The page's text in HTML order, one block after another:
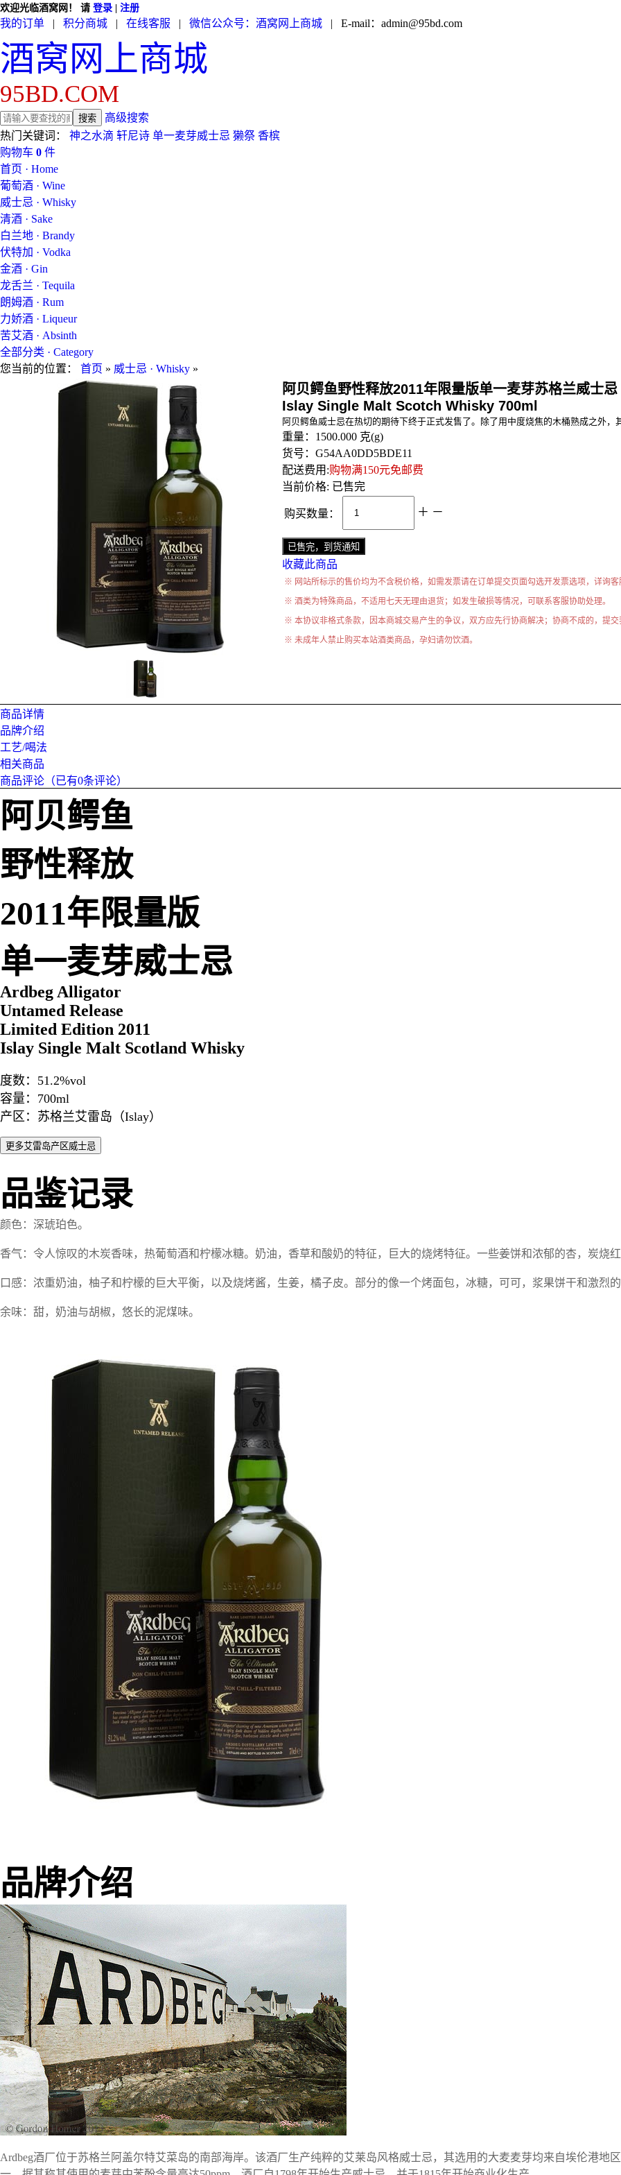
欢迎光临酒窝网！ 请 登录 注册
我的订单 | 积分商城 | 在线客服 | 微信公众号：酒窝网上商城 | E-mail：admin@95bd.com
酒窝网上商城
95BD.COM
高级搜索
热门关键词： 神之水滴 轩尼诗 单一麦芽威士忌 獭祭 香槟
购物车 0 件
首页 · Home
葡萄酒 · Wine
威士忌 · Whisky
清酒 · Sake
白兰地 · Brandy
伏特加 · Vodka
金酒 · Gin
龙舌兰 · Tequila
朗姆酒 · Rum
力娇酒 · Liqueur
苦艾酒 · Absinth
全部分类 · Category
您当前的位置： 首页 » 威士忌 · Whisky »
阿贝鳄鱼野性释放2011年限量版单一麦芽苏格兰威
Islay Single Malt Scotch Whisky 700ml
阿贝鳄鱼威士忌在热切的期待下终于正式发售了。除了用中度烧焦的木桶熟成之外
重量： 1500.000 克(g)
货号： G54AA0DD5BDE11
配送费用:购物满150元免邮费
当前价格: 已售完
购买数量： ＋ －
收藏此商品
※ 网站所标示的售价均为不含税价格，如需发票请在订单提交页面勾选开发票选项，详询客
※ 酒类为特殊商品，不适用七天无理由退货；如发生破损等情况，可联系客服协助处理。
※ 本协议非格式条款，因本商城交易产生的争议，双方应先行协商解决；协商不成的，提交
※ 未成年人禁止购买本站酒类商品，孕妇请勿饮酒。
商品详情
品牌介绍
工艺/喝法
相关商品
商品评论（已有0条评论）
阿贝鳄鱼
野性释放
2011年限量版
单一麦芽威士忌
Ardbeg Alligator
Untamed Release
Limited Edition 2011
Islay Single Malt Scotland Whisky
度数：51.2%vol
容量：700ml
产区：苏格兰艾雷岛（Islay）
品鉴记录
颜色：深琥珀色。
香气：令人惊叹的木炭香味，热葡萄酒和柠檬冰糖。奶油，香草和酸奶的特征，巨大的烧烤特征。一些姜饼和浓郁的杏，炭烧红
口感：浓重奶油，柚子和柠檬的巨大平衡，以及烧烤酱，生姜，橘子皮。部分的像一个烤面包，冰糖，可可，浆果饼干和激烈的
余味：甜，奶油与胡椒，悠长的泥煤味。
品牌介绍
Ardbeg酒厂位于苏格兰阿盖尔特艾菜岛的南部海岸。该酒厂生产纯粹的艾莱岛风格威士忌，其选用的大麦麦芽均来自埃伦港地